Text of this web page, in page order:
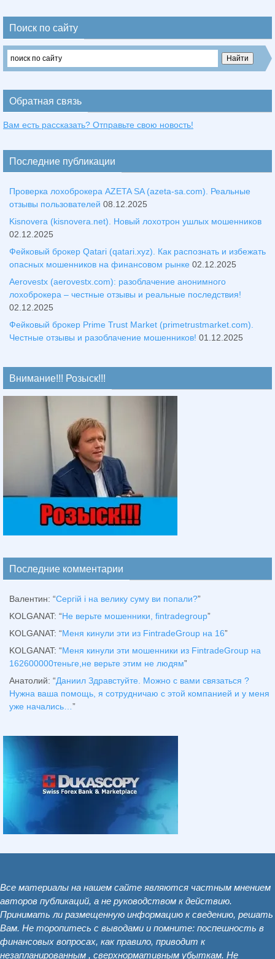
Поиск по сайту
Обратная связь
Вам есть рассказать? Отправьте свою новость!
Последние публикации
Проверка лохоброкера AZETA SA (azeta-sa.com). Реальные
отзывы пользователей 08.12.2025
Kisnovera (kisnovera.net). Новый лохотрон ушлых мошенников
02.12.2025
Фейковый брокер Qatari (qatari.xyz). Как распознать и избежать
опасных мошенников на финансовом рынке 02.12.2025
Aerovestx (aerovestx.com): разоблачение анонимного
лохоброкера – честные отзывы и реальные последствия!
02.12.2025
Фейковый брокер Prime Trust Market (primetrustmarket.com).
Честные отзывы и разоблачение мошенников! 01.12.2025
Внимание!!! Розыск!!!
Последние комментарии
Валентин: “Сергій і на велику суму ви попали?”
KOLGANAT: “Не верьте мошенники, fintradegroup”
KOLGANAT: “Меня кинули эти из FintradeGroup на 16”
KOLGANAT: “Меня кинули эти мошенники из FintradeGroup на
162600000теньге,не верьте этим не людям”
Анатолий: “Даниил Здравстуйте. Можно с вами связаться ?
Нужна ваша помощь, я сотрудничаю с этой компанией и у меня
уже начались… ”
Все материалы на нашем сайте являются частным мнением
авторов публикаций, а не руководством к действию.
Принимать ли размещенную информацию к сведению, решать
Вам. Не торопитесь с выводами и помните: поспешность в
финансовых вопросах, как правило, приводит к
незапланированным , сверхнормативным убыткам. Не